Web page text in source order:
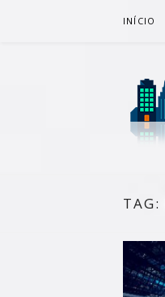
INÍCIO
TAG: